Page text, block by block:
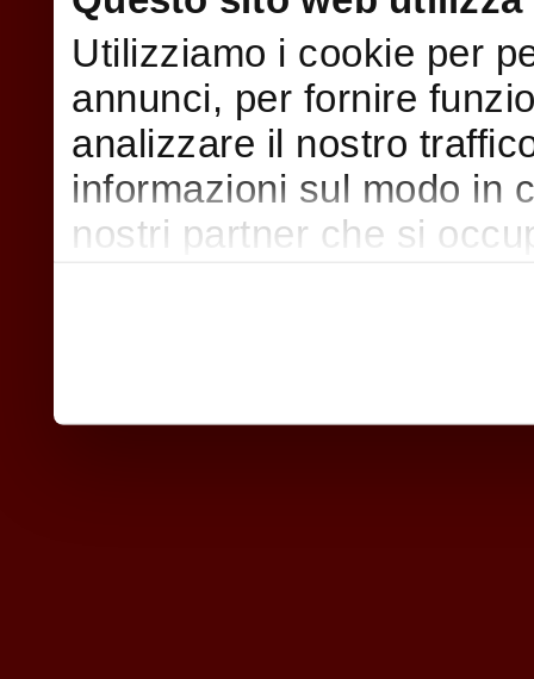
Utilizziamo i cookie per
annunci, per fornire
analizzare il nostro
informazioni sul modo in
nostri partner che si
nostri cookie se